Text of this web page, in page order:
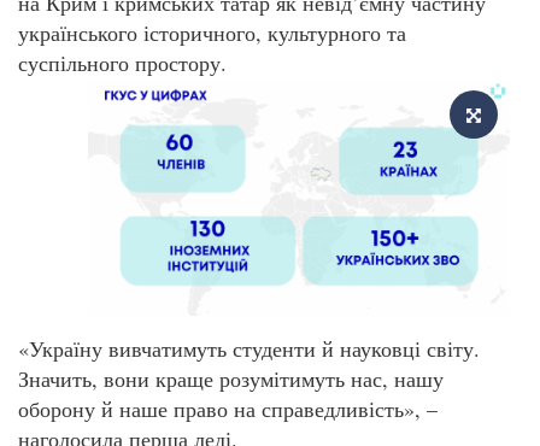
українського історичного, культурного та
суспільного простору.
«Україну вивчатимуть студенти й науковці світу.
Значить, вони краще розумітимуть нас, нашу
оборону й наше право на справедливість», –
наголосила перша леді.